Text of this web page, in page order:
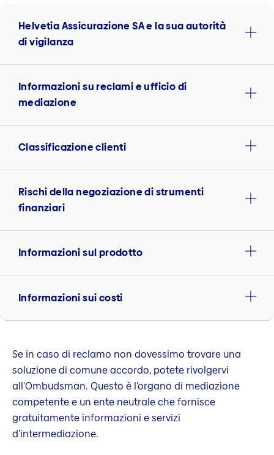
Helvetia Assicurazione SA e la sua autorità
di vigilanza
Informazioni su reclami e ufficio di
mediazione
Classificazione clienti
Rischi della negoziazione di strumenti
finanziari
Informazioni sul prodotto
Informazioni sui costi
Se in caso di reclamo non dovessimo trovare una
soluzione di comune accordo, potete rivolgervi
all'Ombudsman. Questo è l'organo di mediazione
competente e un ente neutrale che fornisce
gratuitamente informazioni e servizi
d'intermediazione.